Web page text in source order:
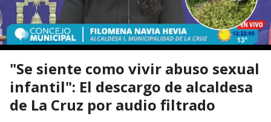
"Se siente como vivir abuso sexual
infantil": El descargo de alcaldesa
de La Cruz por audio filtrado